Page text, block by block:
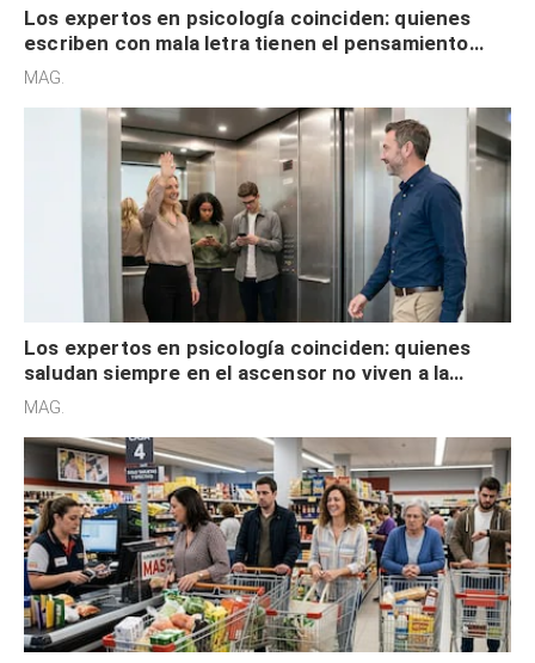
Los expertos en psicología coinciden: quienes
escriben con mala letra tienen el pensamiento
acelerado y no lo hacen por desinterés
MAG.
Los expertos en psicología coinciden: quienes
saludan siempre en el ascensor no viven a la
defensiva y tienen apertura social
MAG.